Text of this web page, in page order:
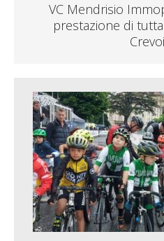
VC Mendrisio
prestazione di